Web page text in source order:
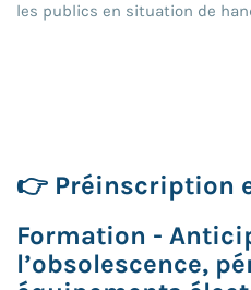
les publics en situation de
👉 Préinscription
Formation -
l’obsolescence,